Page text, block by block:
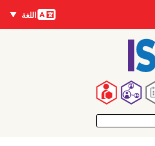
اللغات
اللغة